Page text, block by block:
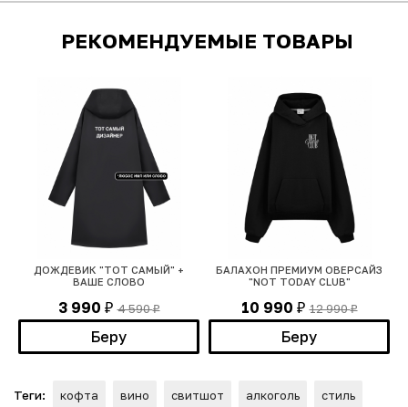
РЕКОМЕНДУЕМЫЕ ТОВАРЫ
ДОЖДЕВИК "ТОТ САМЫЙ" +
ВАШЕ СЛОВО
3 990 ₽ 4 590₽
Беру
БАЛАХОН ПРЕМИУМ ОВЕРСАЙЗ
"NOT TODAY CLUB"
10 990 ₽ 12 990₽
Беру
Теги: кофта вино свитшот алкоголь
стиль